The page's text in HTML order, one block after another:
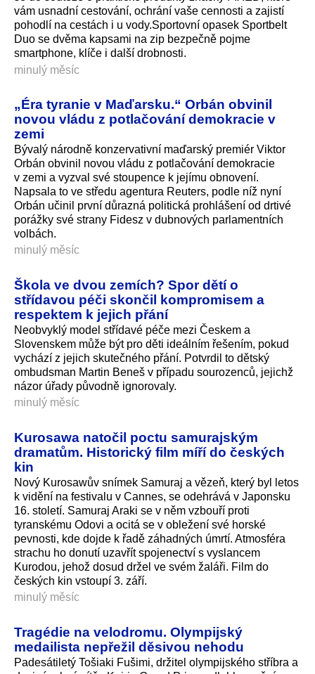
vám usnadní cestování, ochrání vaše cennosti a zajistí
pohodlí na cestách i u vody.Sportovní opasek Sportbelt
Duo se dvěma kapsami na zip bezpečně pojme
smartphone, klíče i další drobnosti.
minulý měsíc
„Éra tyranie v Maďarsku.“ Orbán obvinil
novou vládu z potlačování demokracie v
zemi
Bývalý národně konzervativní maďarský premiér Viktor
Orbán obvinil novou vládu z potlačování demokracie
v zemi a vyzval své stoupence k jejímu obnovení.
Napsala to ve středu agentura Reuters, podle níž nyní
Orbán učinil první důrazná politická prohlášení od drtivé
porážky své strany Fidesz v dubnových parlamentních
volbách.
minulý měsíc
Škola ve dvou zemích? Spor dětí o
střídavou péči skončil kompromisem a
respektem k jejich přání
Neobvyklý model střídavé péče mezi Českem a
Slovenskem může být pro děti ideálním řešením, pokud
vychází z jejich skutečného přání. Potvrdil to dětský
ombudsman Martin Beneš v případu sourozenců, jejichž
názor úřady původně ignorovaly.
minulý měsíc
Kurosawa natočil poctu samurajským
dramatům. Historický film míří do českých
kin
Nový Kurosawův snímek Samuraj a vězeň, který byl letos
k vidění na festivalu v Cannes, se odehrává v Japonsku
16. století. Samuraj Araki se v něm vzbouří proti
tyranskému Odovi a ocitá se v obležení své horské
pevnosti, kde dojde k řadě záhadných úmrtí. Atmosféra
strachu ho donutí uzavřít spojenectví s vyslancem
Kurodou, jehož dosud držel ve svém žaláři. Film do
českých kin vstoupí 3. září.
minulý měsíc
Tragédie na velodromu. Olympijský
medailista nepřežil děsivou nehodu
Padesátiletý Tošiaki Fušimi, držitel olympijského stříbra a